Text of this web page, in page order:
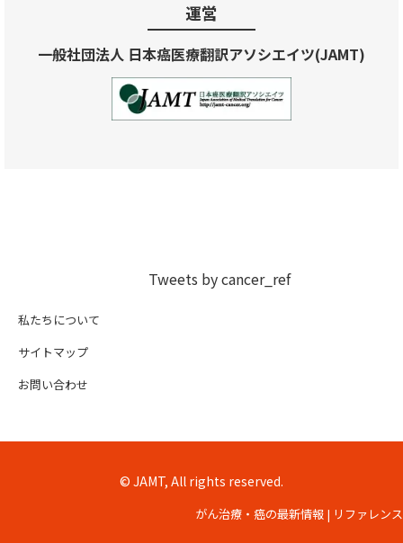
運営
一般社団法人 日本癌医療翻訳アソシエイツ(JAMT)
Tweets by cancer_ref
私たちについて
サイトマップ
お問い合わせ
© JAMT, All rights reserved.
がん治療・癌の最新情報 | リファレンス